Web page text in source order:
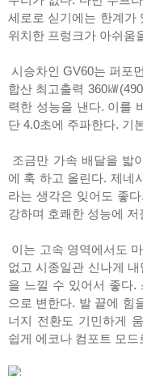
세로로 싣기에는 한계가
위치한 프렁크가 아쉬움
시승차인 GV60는 퍼포
합산 최고출력 360㎾
력한 성능을 낸다. 이를
단 4.0초에 주파한다. 기
조금만 가속 배달을 밟
에 훅 하고 올린다. 제네
라는 생각은 잊어도 좋
강하며 호쾌한 성능에
이는 고속 영역에서도
없고 시종일관 신나게
을 느낄 수 있어서 좋다.
으로 변한다. 발 끝에 힘
너지 전환도 기민하게
쉽게 에코나 컴포트 모